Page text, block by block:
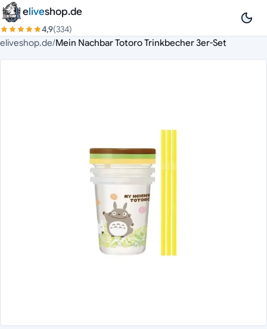
Zum Inhalt springen
eliveshop.de
4,9(334)
eliveshop.de/Mein Nachbar Totoro Trinkbecher 3er-Set